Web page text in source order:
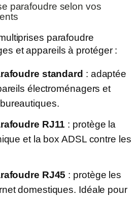
parafoudre selon vos
parafoudre
et appareils à protéger :
standard : adaptée
électroménagers et
RJ11 : protège la
et la box ADSL contre les
RJ45 : protège les
domestiques. Idéale pour